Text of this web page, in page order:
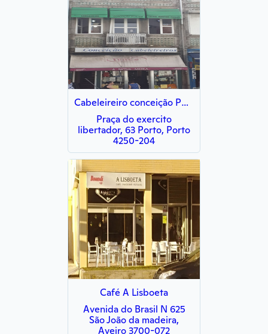
Cabeleireiro conceição Pereira
Praça do exercito
libertador, 63 Porto, Porto
4250-204
Café A Lisboeta
Avenida do Brasil N 625
São João da madeira,
Aveiro 3700-072